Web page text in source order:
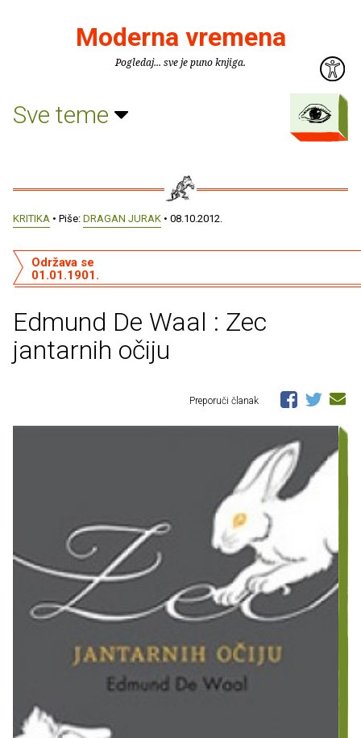
Moderna vremena
Pogledaj... sve je puno knjiga.
Sve teme
KRITIKA • Piše: DRAGAN JURAK • 08.10.2012.
Edmund De Waal : Zec
jantarnih očiju
Održava se
01.01.1901.
Preporuči članak